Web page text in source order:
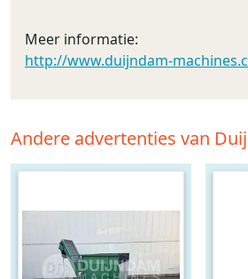
Meer informatie:
http://www.duijndam-
Andere advertenties van